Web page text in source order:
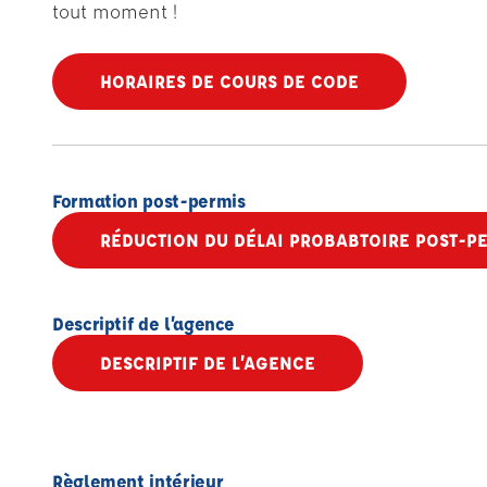
tout moment !
HORAIRES DE COURS DE CODE
Formation post-permis
RÉDUCTION DU DÉLAI PROBABTOIRE POST-
Descriptif de l’agence
DESCRIPTIF DE L’AGENCE
Règlement intérieur